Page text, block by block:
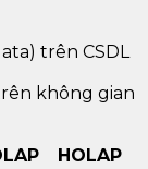
trên CSDL
không gian
HOLAP